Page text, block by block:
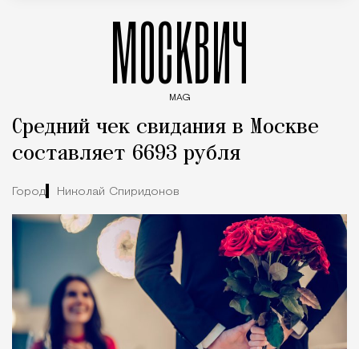
МОСКВИЧ
MAG
Средний чек свидания в Москве
составляет 6693 рубля
Город Николай Спиридонов